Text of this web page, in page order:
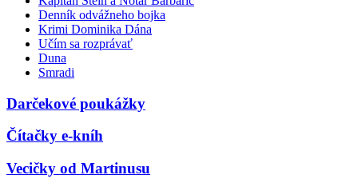
Denník odvážneho bojka
Krimi Dominika Dána
Učím sa rozprávať
Duna
Smradi
Darčekové poukážky
Čítačky e-kníh
Vecičky od Martinusu